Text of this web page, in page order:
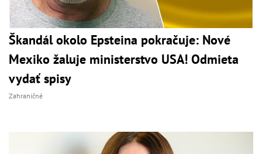
Škandál okolo Epsteina pokračuje: Nové
Mexiko žaluje ministerstvo USA! Odmieta
vydať spisy
Zahraničné